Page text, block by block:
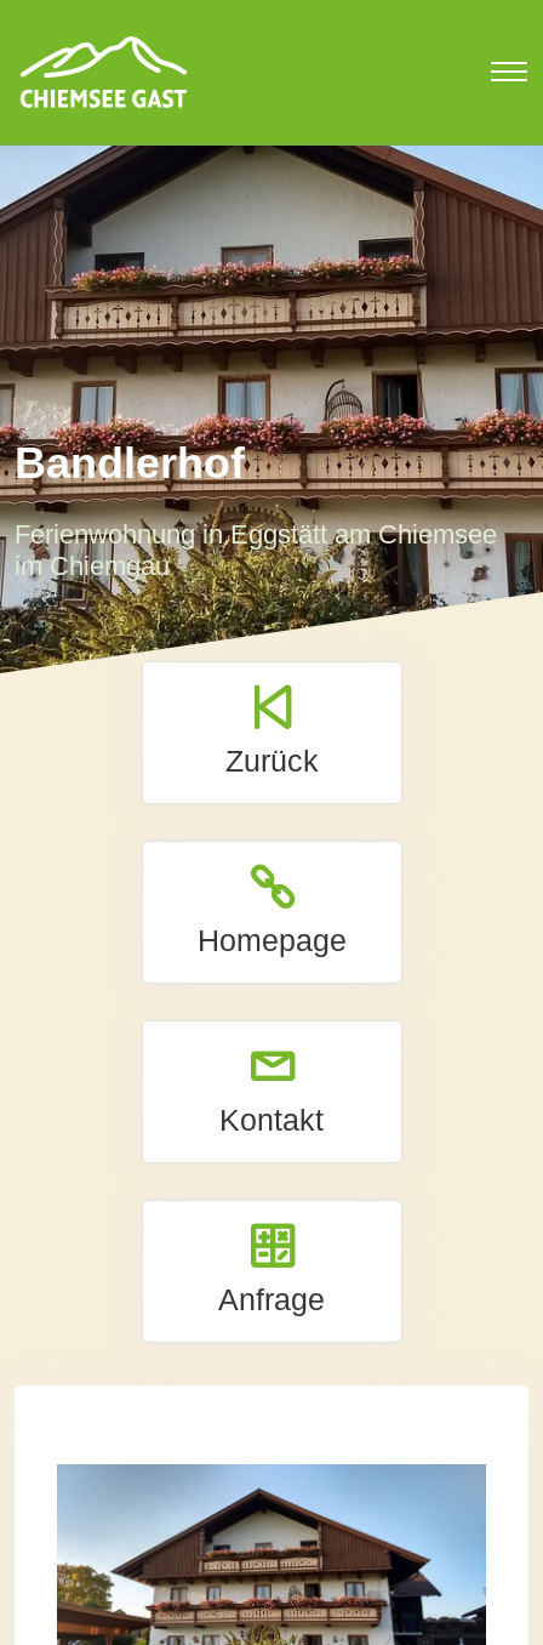
Bandlerhof
Ferienwohnung in Eggstätt am Chiemsee
im Chiemgau
Zurück
Homepage
Kontakt
Anfrage